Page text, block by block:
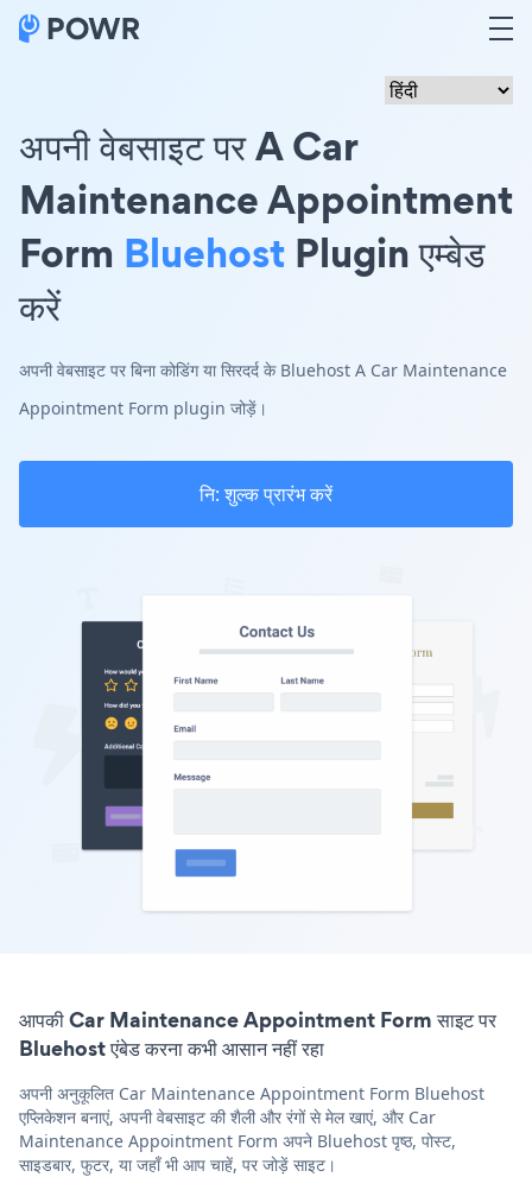
अपनी वेबसाइट पर A Car
Maintenance Appointment
Form Bluehost Plugin एम्बेड
करें
अपनी वेबसाइट पर बिना कोडिंग या सिरदर्द के Bluehost A Car Maintenance
Appointment Form plugin जोड़ें।
नि: शुल्क प्रारंभ करें
आपकी Car Maintenance Appointment Form साइट पर
Bluehost एंबेड करना कभी आसान नहीं रहा
अपनी अनुकूलित Car Maintenance Appointment Form Bluehost
एप्लिकेशन बनाएं, अपनी वेबसाइट की शैली और रंगों से मेल खाएं, और Car
Maintenance Appointment Form अपने Bluehost पृष्ठ, पोस्ट,
साइडबार, फुटर, या जहाँ भी आप चाहें, पर जोड़ें साइट।